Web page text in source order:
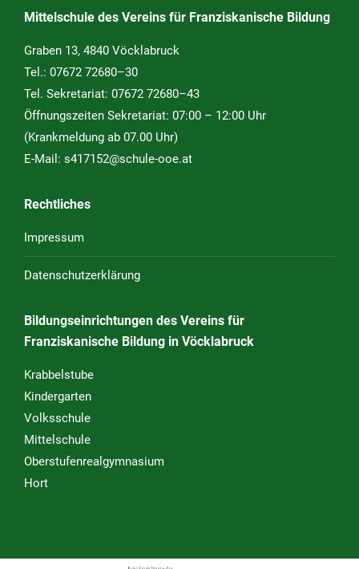
Mittelschule des Vereins für Franziskanische Bildung
Graben 13, 4840 Vöcklabruck
Tel.: 07672 72680–30
Tel. Sekretariat: 07672 72680–43
Öffnungszeiten Sekretariat: 07:00 – 12:00 Uhr
(Krankmeldung ab 07.00 Uhr)
E-Mail: s417152@schule-ooe.at
Rechtliches
Impressum
Datenschutzerklärung
Bildungseinrichtungen des Vereins für
Franziskanische Bildung in Vöcklabruck
Krabbelstube
Kindergarten
Volksschule
Mittelschule
Oberstufenrealgymnasium
Hort